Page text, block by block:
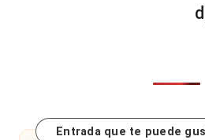
Entrada que te puede